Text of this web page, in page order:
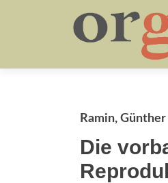
Ramin, Günther
Die